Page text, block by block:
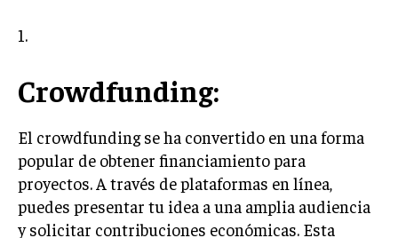
DERECHO EMPRESARIAL Y REGULACIONES
GOBIERNO CORPORATIVO
NEGOCIOS
ESTRATEGIAS DE NEGOCIOS
1.
Crowdfunding:
El crowdfunding se ha convertido en una forma
popular de obtener financiamiento para
proyectos. A través de plataformas en línea,
puedes presentar tu idea a una amplia audiencia
y solicitar contribuciones económicas. Esta